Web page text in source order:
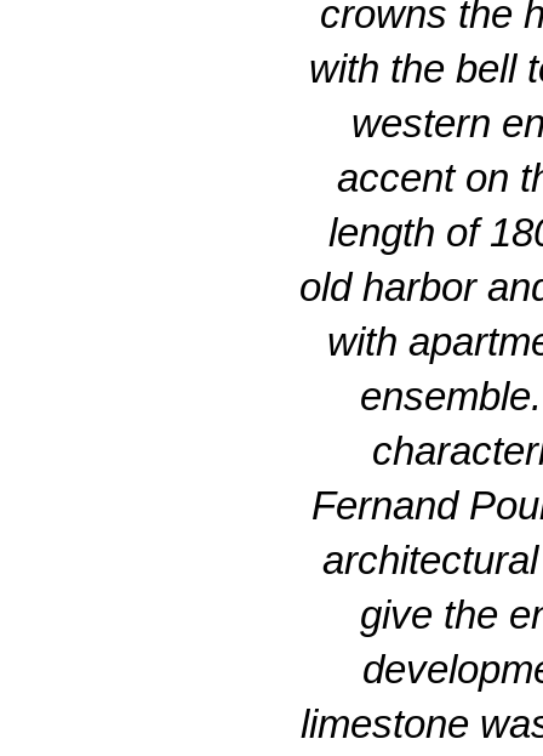
crowns the
with the bell
western
accent on
length of
old harbor
with
Fernand
give the
limestone